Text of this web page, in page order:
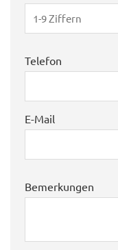
Telefon
E-Mail
Bemerkungen